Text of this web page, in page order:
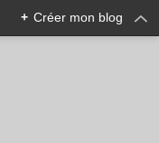
+ Créer mon blog